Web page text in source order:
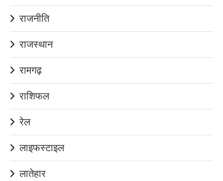
राजनीति
राजस्थान
रामगढ़
राशिफल
रेल
लाइफस्टाइल
लातेहार